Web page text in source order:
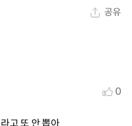
공유
0
고 또 안 뽑아